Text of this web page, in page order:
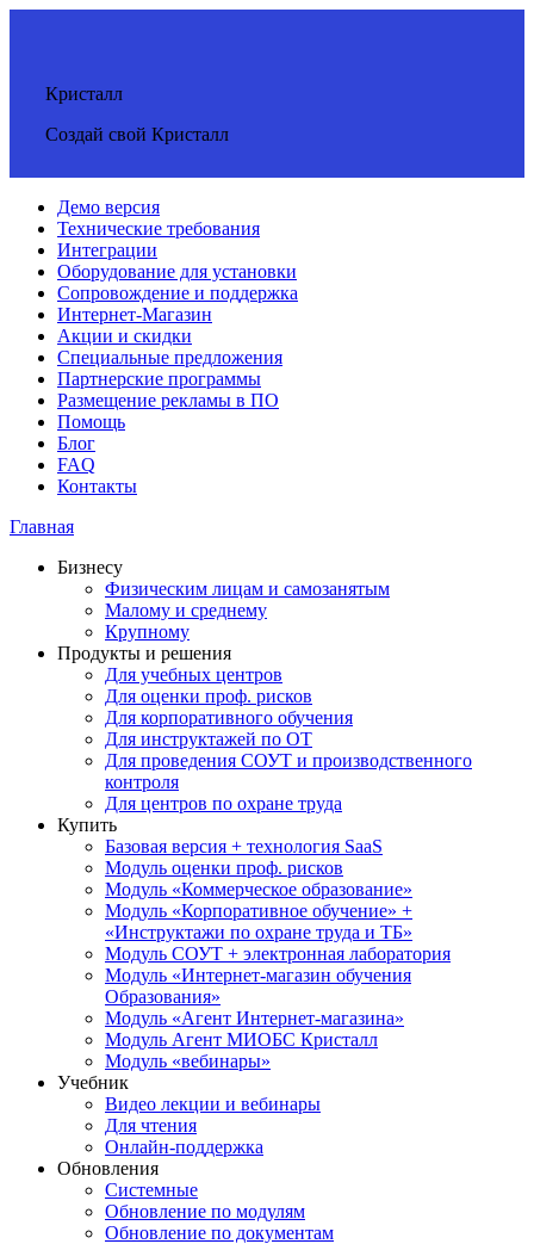
Кристалл
Создай свой Кристалл
Демо версия
Технические требования
Интеграции
Оборудование для установки
Сопровождение и поддержка
Интернет-Магазин
Акции и скидки
Специальные предложения
Партнерские программы
Размещение рекламы в ПО
Помощь
Блог
FAQ
Контакты
Главная
Бизнесу
Физическим лицам и самозанятым
Малому и среднему
Крупному
Продукты и решения
Для учебных центров
Для оценки проф. рисков
Для корпоративного обучения
Для инструктажей по ОТ
Для проведения СОУТ и производственного
контроля
Для центров по охране труда
Купить
Базовая версия + технология SaaS
Модуль оценки проф. рисков
Модуль «Коммерческое образование»
Модуль «Корпоративное обучение» +
«Инструктажи по охране труда и ТБ»
Модуль СОУТ + электронная лаборатория
Модуль «Интернет-магазин обучения
Образования»
Модуль «Агент Интернет-магазина»
Модуль Агент МИОБС Кристалл
Модуль «вебинары»
Учебник
Видео лекции и вебинары
Для чтения
Онлайн-поддержка
Обновления
Системные
Обновление по модулям
Обновление по документам